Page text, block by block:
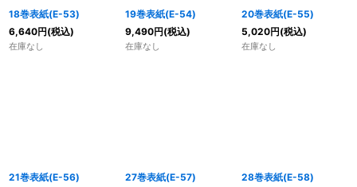
18巻表紙(E-53)
6,640円(税込)
在庫なし
19巻表紙(E-54)
9,490円(税込)
在庫なし
20巻表紙(E-55)
5,020円(税込)
在庫なし
21巻表紙(E-56)
27巻表紙(E-57)
28巻表紙(E-58)